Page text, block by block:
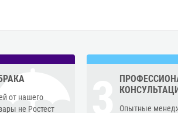
от нашего
не Ростест
Опытные